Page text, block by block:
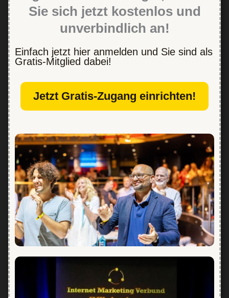
Sie sich jetzt kostenlos und
unverbindlich an!
Einfach jetzt hier anmelden und Sie sind als
Gratis-Mitglied dabei!
Jetzt Gratis-Zugang einrichten!